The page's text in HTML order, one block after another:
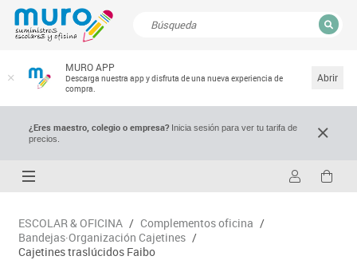
MURO APP
Descarga nuestra app y disfruta de una nueva experiencia de
compra.
Abrir
¿Eres maestro, colegio o empresa?Inicia sesión para ver tu tarifa de
precios.
ESCOLAR & OFICINA / Complementos oficina /
Bandejas·Organización Cajetines /
Cajetines traslúcidos Faibo